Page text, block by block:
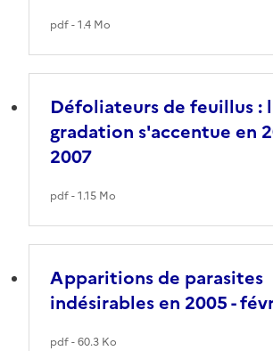
pdf - 1.4 Mo
Défoliateurs de feuillus :
gradation s'accentue en
2007
pdf - 1.15 Mo
Apparitions de parasites
indésirables en 2005 -
pdf - 60.3 Ko